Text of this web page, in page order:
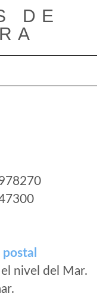
DE
modo de navegación
nivel del Mar.